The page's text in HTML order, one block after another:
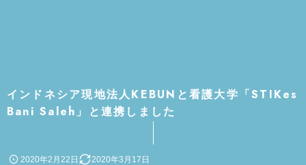
インドネシア現地法人KEBUNと看護大学「STIKes
Bani Saleh」と連携しました
2020年2月22日 2020年3月17日